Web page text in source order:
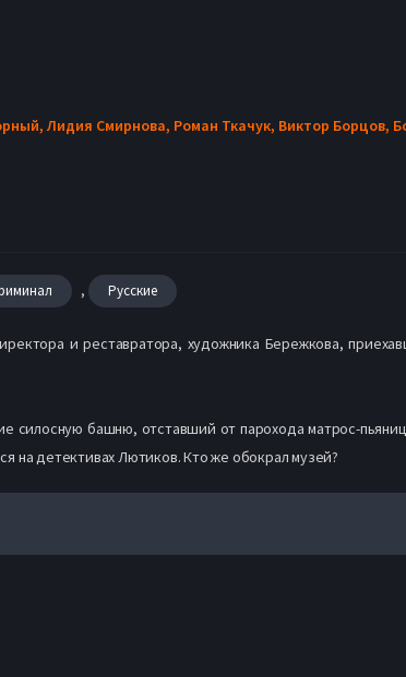
Лидия Смирнова, Роман Ткачук, Виктор Борцов,
, Русские
и реставратора, художника Бережкова,
башню, отставший от парохода матрос-
на детективах Лютиков. Кто же обокрал музей?